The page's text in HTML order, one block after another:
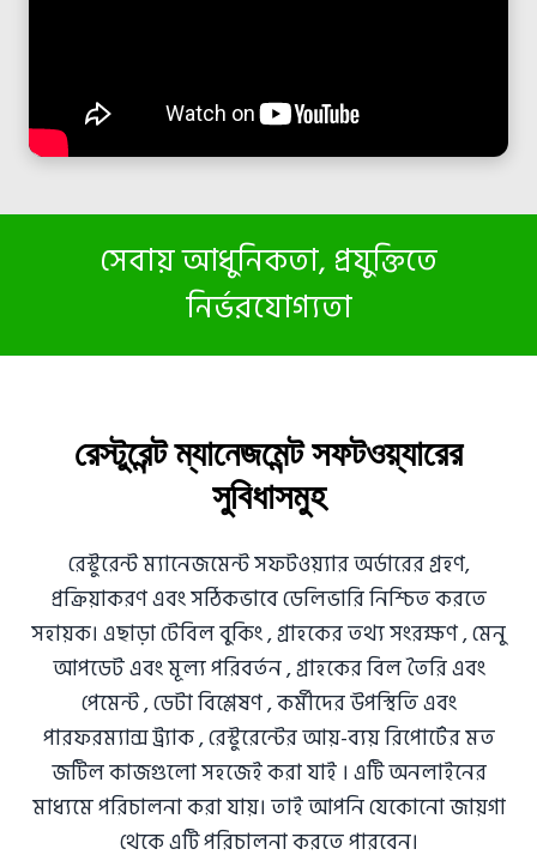
সেবায় আধুনিকতা, প্রযুক্তিতে
নির্ভরযোগ্যতা
রেস্টুরেন্ট ম্যানেজমেন্ট সফটওয়্যারের
সুবিধাসমুহ
রেস্টুরেন্ট ম্যানেজমেন্ট সফটওয়্যার অর্ডারের গ্রহণ,
প্রক্রিয়াকরণ এবং সঠিকভাবে ডেলিভারি নিশ্চিত করতে
সহায়ক। এছাড়া টেবিল বুকিং , গ্রাহকের তথ্য সংরক্ষণ , মেনু
আপডেট এবং মূল্য পরিবর্তন , গ্রাহকের বিল তৈরি এবং
পেমেন্ট , ডেটা বিশ্লেষণ , কর্মীদের উপস্থিতি এবং
পারফরম্যান্স ট্র্যাক , রেস্টুরেন্টের আয়-ব্যয় রিপোর্টের মত
জটিল কাজগুলো সহজেই করা যাই । এটি অনলাইনের
মাধ্যমে পরিচালনা করা যায়। তাই আপনি যেকোনো জায়গা
থেকে এটি পরিচালনা করতে পারবেন।